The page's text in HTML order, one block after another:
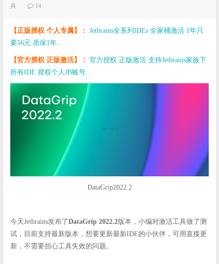
具
14
【正版授权 个人专属】： Jetbrains全系列IDEs 全家桶激活 1年只
要56元 质保1年...
【官方授权 正版激活】： 官方授权 正版激活 支持Jetbrains家族下
所有IDE 授权个人JB账号...
DataGrip2022.2
今天Jetbrains发布了DataGrip 2022.2版本，小编对激活工具做了测
试，目前支持最新版本，想要更新最新IDE的小伙伴，可用直接更
新，不需要担心工具失效的问题。